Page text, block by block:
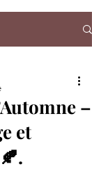
–
et